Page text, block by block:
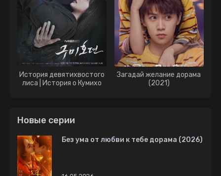
История девятихвостого
лиса | История о Кумихо
Загадай желание дорама
(2021)
Новые серии
Без ума от любви к тебе дорама (2026)